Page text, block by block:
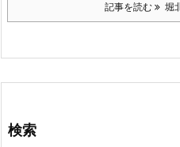
記事を読む 堀
検索